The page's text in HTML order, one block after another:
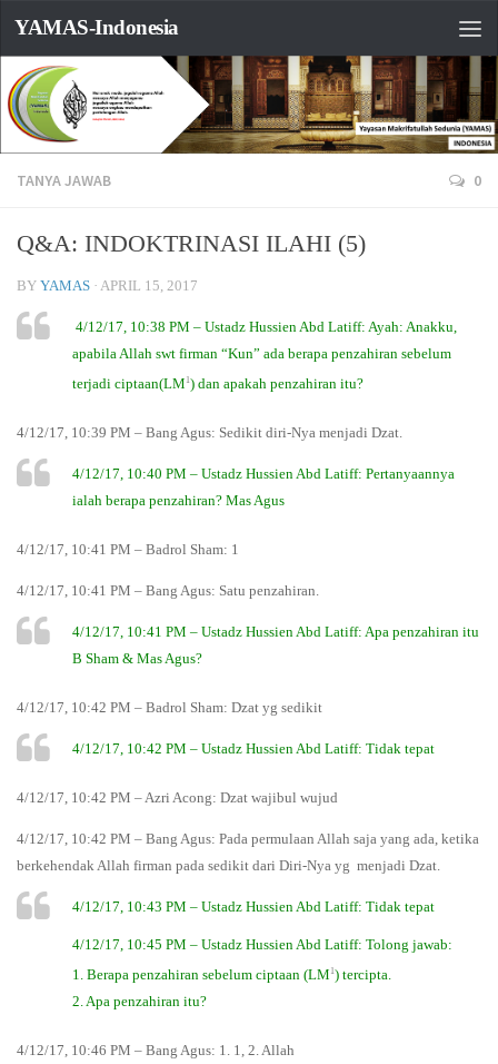
YAMAS-Indonesia
TANYA JAWAB 0
Q&A: INDOKTRINASI ILAHI (5)
BY YAMAS · APRIL 15, 2017
4/12/17, 10:38 PM – Ustadz Hussien Abd Latiff: Ayah: Anakku,
apabila Allah swt firman “Kun” ada berapa penzahiran sebelum
terjadi ciptaan(LM 1) dan apakah penzahiran itu?
4/12/17, 10:39 PM – Bang Agus: Sedikit diri-Nya menjadi Dzat.
4/12/17, 10:40 PM – Ustadz Hussien Abd Latiff: Pertanyaannya
ialah berapa penzahiran? Mas Agus
4/12/17, 10:41 PM – Badrol Sham: 1
4/12/17, 10:41 PM – Bang Agus: Satu penzahiran.
4/12/17, 10:41 PM – Ustadz Hussien Abd Latiff: Apa penzahiran itu
B Sham & Mas Agus?
4/12/17, 10:42 PM – Badrol Sham: Dzat yg sedikit
4/12/17, 10:42 PM – Ustadz Hussien Abd Latiff: Tidak tepat
4/12/17, 10:42 PM – Azri Acong: Dzat wajibul wujud
4/12/17, 10:42 PM – Bang Agus: Pada permulaan Allah saja yang ada, ketika
berkehendak Allah firman pada sedikit dari Diri-Nya yg menjadi Dzat.
4/12/17, 10:43 PM – Ustadz Hussien Abd Latiff: Tidak tepat
4/12/17, 10:45 PM – Ustadz Hussien Abd Latiff: Tolong jawab:
1. Berapa penzahiran sebelum ciptaan (LM 1) tercipta.
2. Apa penzahiran itu?
4/12/17, 10:46 PM – Bang Agus: 1. 1, 2. Allah